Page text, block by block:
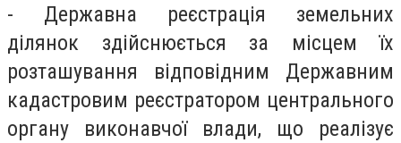
- Державна реєстрація земельних
ділянок здійснюється за місцем їх
розташування відповідним Державним
кадастровим реєстратором центрального
органу виконавчої влади, що реалізує